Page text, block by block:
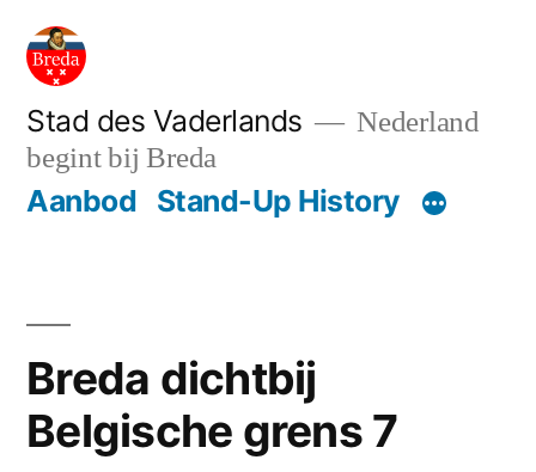
naar
inhoud
Stad des Vaderlands
Nederland
begint bij Breda
Aanbod Stand-Up History
Breda dichtbij
Belgische grens 7